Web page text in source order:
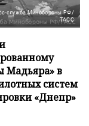
служба Минобороны РФ/
ТАСС
Мадьяра» в
систем
«Днепр»